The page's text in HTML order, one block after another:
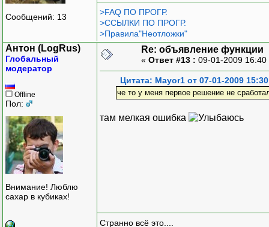
Сообщений: 13
>FAQ ПО ПРОГР.
>ССЫЛКИ ПО ПРОГР.
>Правила"Неотложки"
Антон (LogRus)
Глобальный
модератор
Offline
Пол:
Внимание! Люблю
сахар в кубиках!
Re: объявление функции
« Ответ #13 : 09-01-2009
Цитата: Mayor1 от 07-01-2009 15:30
че то у меня первое решение не
там мелкая ошибка
Странно всё это....